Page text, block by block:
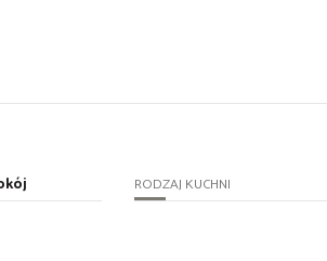
RODZAJ KUCHNI